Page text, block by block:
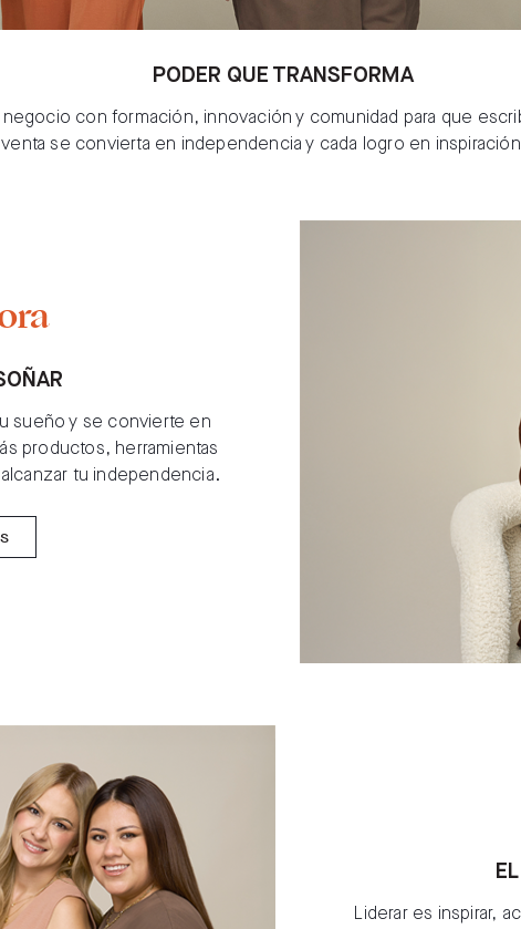
PODER QUE TRANSFORMA
con formación, innovación y comunidad para que
venta se convierta en independencia y cada logro en
sueño y se convierte en
productos, herramientas
tu independencia.
Liderar es inspirar,